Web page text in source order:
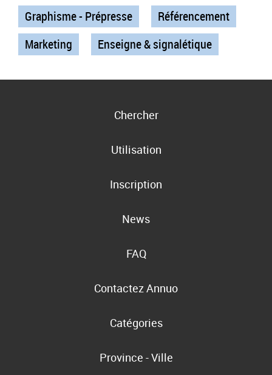
Graphisme - Prépresse
Référencement
Marketing
Enseigne & signalétique
Chercher
Utilisation
Inscription
News
FAQ
Contactez Annuo
Catégories
Province - Ville